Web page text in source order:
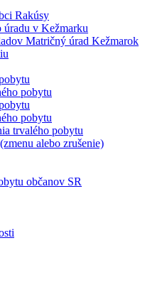
Rakúsy
úradu v Kežmarku
Matričný úrad Kežmarok
pobytu
pobytu
trvalého pobytu
alebo zrušenie)
občanov SR